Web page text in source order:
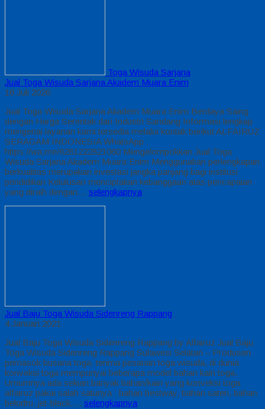
Toga Wisuda Sarjana
Jual Toga Wisuda Sarjana Akadem Muara Enim
16 Juli 2026
Jual Toga Wisuda Sarjana Akadem Muara Enim Berdaya Saing
dengan Harga Serentak dari Industri Sandang Informasi lengkap
mengenai layanan kami tersedia melalui kontak berikut ALFAIRUZ
SERAGAM INDONESIA WhatsApp :
https://wa.me/6281222821060 Mengelompokkan Jual Toga
Wisuda Sarjana Akadem Muara Enim Menggunakan perlengkapan
berkualitas merupakan investasi jangka panjang bagi institusi
pendidikan Kelulusan menciptakan kebanggaan atas pencapaian
yang diraih dengan… selengkapnya
Jual Baju Toga Wisuda Sidenreng Rappang
4 Januari 2021
Jual Baju Toga Wisuda Sidenreng Rappang by Alfairuz Jual Baju
Toga Wisuda Sidenreng Rappang Sulawesi Selatan – Produsen
pemasok busana toga. terima pesanan toga wisuda, di dunia
konveksi toga mempunyai beberapa model bahan kain toga.
Umumnya ada sekian banyak bahan/kain yang konveksi toga
alfairuz pakai salah satunya : bahan bestway, bahan saten, bahan
beludru, jet-black…. selengkapnya